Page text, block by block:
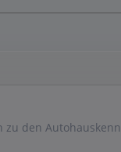
den